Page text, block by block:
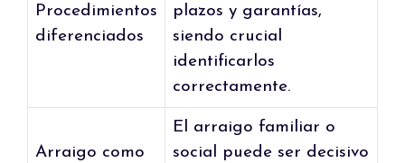
Procedimientos
diferenciados
plazos y garantías,
siendo crucial
identificarlos
correctamente.
Arraigo como
El arraigo familiar o
social puede ser decisivo